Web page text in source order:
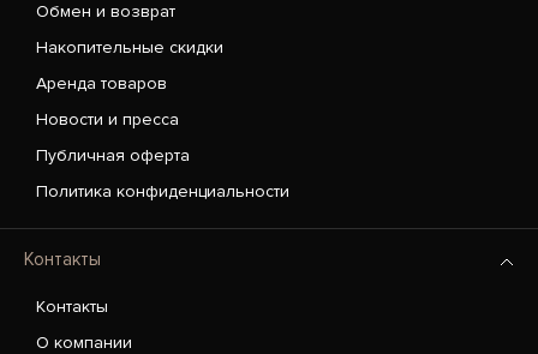
Обмен и возврат
Накопительные скидки
Аренда товаров
Новости и пресса
Публичная оферта
Политика конфиденциальности
Контакты
Контакты
О компании